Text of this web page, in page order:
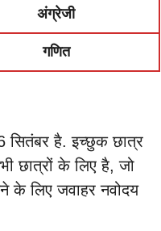
अंग्रेजी
गणित
सितंबर है. इच्छुक छात्र
छात्रों के लिए है, जो
के लिए जवाहर नवोदय